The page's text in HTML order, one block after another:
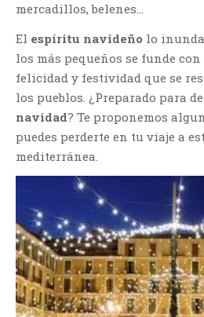
mercadillos, belenes…
El espíritu navideño lo
los más pequeños se funde
felicidad y festividad que se
los pueblos. ¿Preparado para
navidad? Te proponemos
puedes perderte en tu viaje a
mediterránea.